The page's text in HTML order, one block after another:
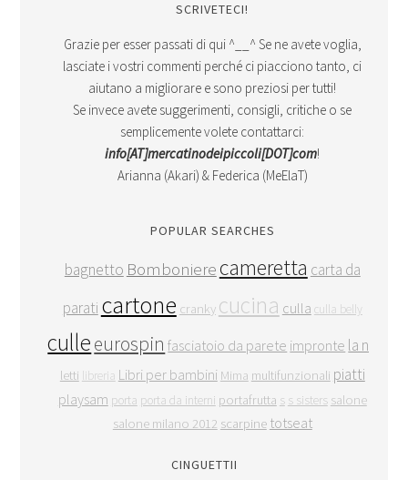
SCRIVETECI!
Grazie per esser passati di qui ^__^ Se ne avete voglia,
lasciate i vostri commenti perché ci piacciono tanto, ci
aiutano a migliorare e sono preziosi per tutti!
Se invece avete suggerimenti, consigli, critiche o se
semplicemente volete contattarci:
info[AT]mercatinodeipiccoli[DOT]com!
Arianna (Akari) & Federica (MeElaT)
POPULAR SEARCHES
bagnetto Bomboniere cameretta carta da
parati cartone cranky cucina culla culla belly
culleeurospin fasciatoio da parete impronte la ne
letti libreria Libri per bambini Mima multifunzionali piatti
playsam porta porta da interni portafrutta s s sisters salone
salone milano 2012 scarpine totseat
CINGUETTII